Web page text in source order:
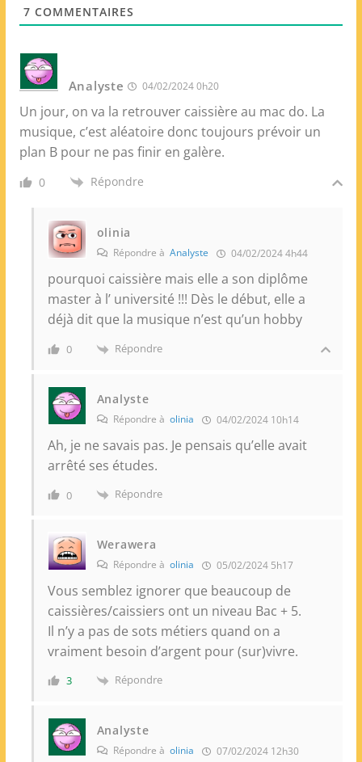
7 COMMENTAIRES
Analyste 04/02/2024 0h20
Un jour, on va la retrouver caissière au mac do. La
musique, c’est aléatoire donc toujours prévoir un
plan B pour ne pas finir en galère.
0 Répondre
olinia
Répondre à Analyste 04/02/2024 4h44
pourquoi caissière mais elle a son diplôme
master à l’ université !!! Dès le début, elle a
déjà dit que la musique n’est qu’un hobby
0 Répondre
Analyste
Répondre à olinia 04/02/2024 10h14
Ah, je ne savais pas. Je pensais qu’elle avait
arrêté ses études.
0 Répondre
Werawera
Répondre à olinia 05/02/2024 5h17
Vous semblez ignorer que beaucoup de
caissières/caissiers ont un niveau Bac + 5.
Il n’y a pas de sots métiers quand on a
vraiment besoin d’argent pour (sur)vivre.
3 Répondre
Analyste
Répondre à olinia 07/02/2024 12h30